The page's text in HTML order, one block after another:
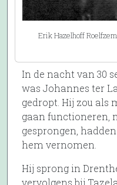
Erik Hazelhoff
In de nacht van 30
was Johannes ter
gedropt. Hij zou als
gaan functioneren,
gesprongen,
hem vernomen.
Hij sprong in
vervolgens bij